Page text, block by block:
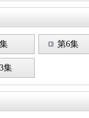
第6集
集